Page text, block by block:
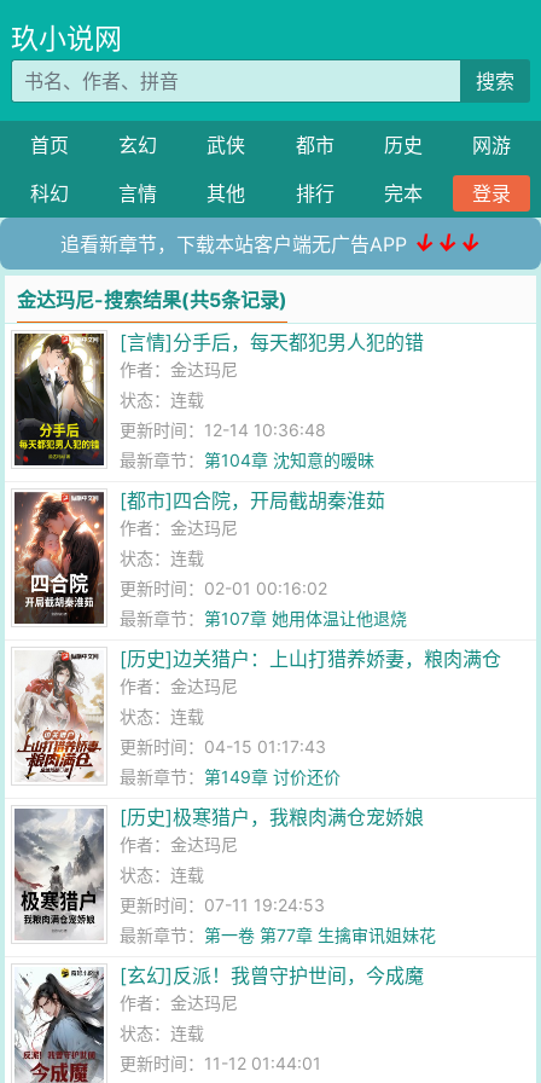
玖小说网
搜索
首页 玄幻 武侠 都市 历史
网游
科幻
言情 其他 排行 完本 登录
追看新章节，下载本站客户端无广告APP ↓↓↓
金达玛尼-搜索结果(共5条记录)
[言情]分手后，每天都犯男人犯的错
作者：金达玛尼
状态：连载
更新时间：12-14 10:36:48
最新章节：第104章 沈知意的暧昧
[都市]四合院，开局截胡秦淮茹
作者：金达玛尼
状态：连载
更新时间：02-01 00:16:02
最新章节：第107章 她用体温让他退烧
[历史]边关猎户：上山打猎养娇妻，粮肉满仓
作者：金达玛尼
状态：连载
更新时间：04-15 01:17:43
最新章节：第149章 讨价还价
[历史]极寒猎户，我粮肉满仓宠娇娘
作者：金达玛尼
状态：连载
更新时间：07-11 19:24:53
最新章节：第一卷 第77章 生擒审讯姐妹花
[玄幻]反派！我曾守护世间，今成魔
作者：金达玛尼
状态：连载
更新时间：11-12 01:44:01